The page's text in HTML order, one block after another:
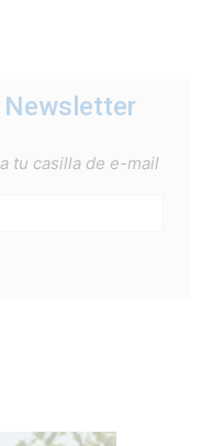
tu casilla de e-mail